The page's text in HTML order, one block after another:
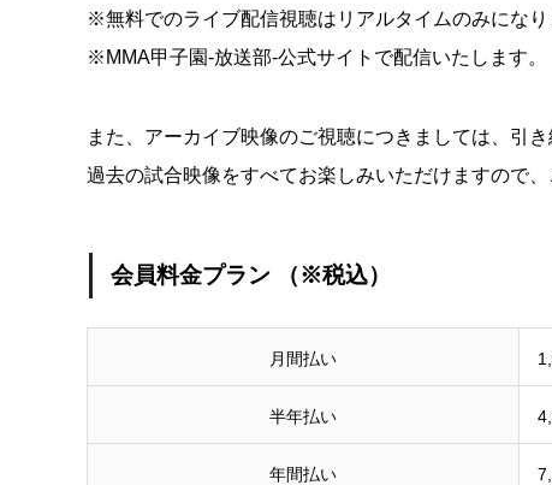
※無料でのライブ配信視聴はリアルタイムのみになり
※MMA甲子園-放送部-公式サイトで配信いたします。
また、アーカイブ映像のご視聴につきましては、引
過去の試合映像をすべてお楽しみいただけますので
会員料金プラン （※税込）
月間払い
半年払い
年間払い